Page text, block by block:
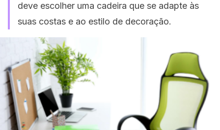
deve escolher uma cadeira que se adapte às
suas costas e ao estilo de decoração.